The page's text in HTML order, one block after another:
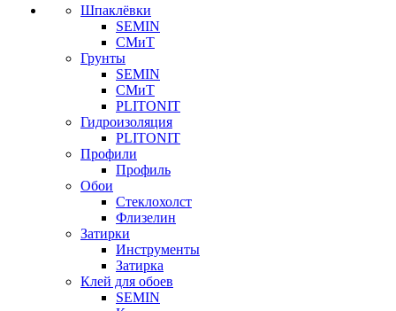
Шпаклёвки
SEMIN
СМиТ
Грунты
SEMIN
СМиТ
PLITONIT
Гидроизоляция
PLITONIT
Профили
Профиль
Обои
Стеклохолст
Флизелин
Затирки
Инструменты
Затирка
Клей для обоев
SEMIN